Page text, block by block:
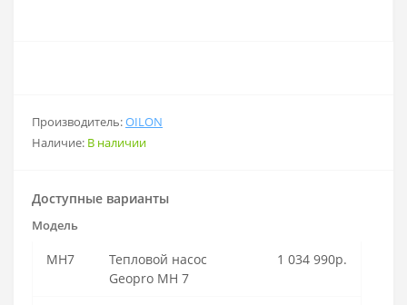
Производитель:OILON
Наличие: В наличии
Доступные варианты
Модель
MH7
Тепловой насос
Geopro MH 7
1 034 990р.